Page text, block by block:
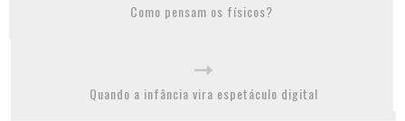
Como pensam os físicos?
Quando a infância vira espetáculo digital